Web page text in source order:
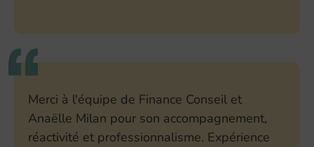
Merci à l'équipe de Finance Conseil et
Anaëlle Milan pour son accompagnement,
réactivité et professionnalisme. Expérience